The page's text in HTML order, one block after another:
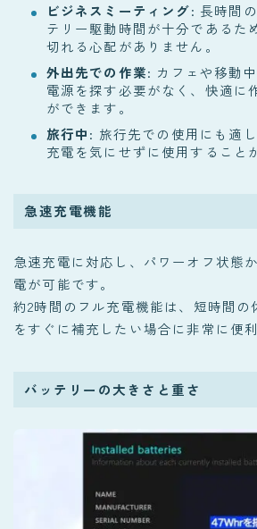
ビジネスミーティング: 長時間
テリー駆動時間が十分であるた
切れる心配がありません。
外出先での作業: カフェや移動
電源を探す必要がなく、快適に
ができます。
旅行中: 旅行先での使用にも適
充電を気にせずに使用すること
急速充電機能
急速充電に対応し、パワーオフ状態
電が可能です。
約2時間のフル充電機能は、短時間の
をすぐに補充したい場合に非常に便利
バッテリーの大きさと重さ